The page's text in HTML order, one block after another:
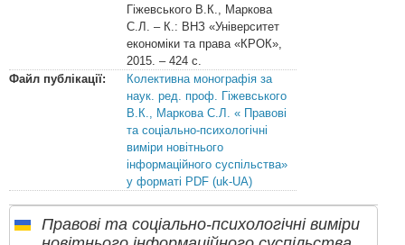
Гіжевського В.К., Маркова
С.Л. – К.: ВНЗ «Університет
економіки та права «КРОК»,
2015. – 424 с.
Файл публікації:
Колективна монографія за
наук. ред. проф. Гіжевського
В.К., Маркова С.Л. « Правові
та соціально-психологічні
виміри новітнього
інформаційного суспільства»
у форматі PDF (uk-UA)
Правові та соціально-психологічні виміри